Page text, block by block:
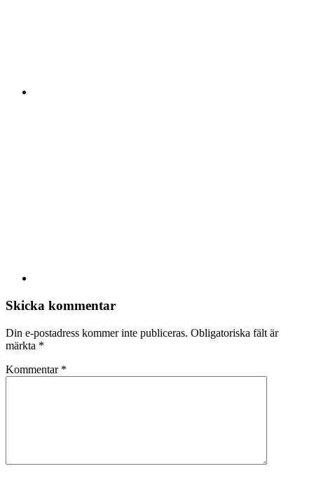
Skicka kommentar
Din e-postadress kommer inte publiceras. Obligatoriska fält är
märkta *
Kommentar *